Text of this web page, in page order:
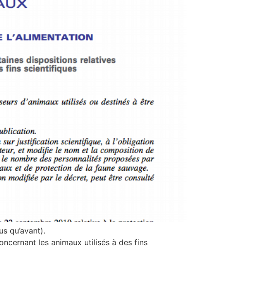
qu’avant).
les animaux utilisés à des fins